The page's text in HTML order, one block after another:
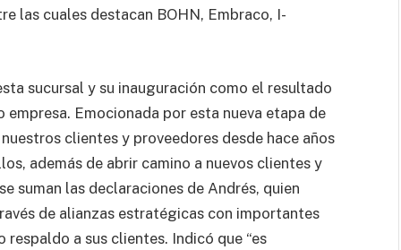
las cuales destacan BOHN, Embraco, I-
sucursal y su inauguración como el resultado
Emocionada por esta nueva etapa de
clientes y proveedores desde hace años
además de abrir camino a nuevos clientes y
suman las declaraciones de Andrés, quien
de alianzas estratégicas con importantes
a sus clientes. Indicó que “es